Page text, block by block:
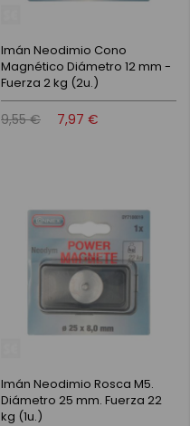
Imán Neodimio Cono
Magnético Diámetro 12 mm -
Fuerza 2 kg (2u.)
9,55 € 7,97 €
Imán Neodimio Rosca M5.
Diámetro 25 mm. Fuerza 22
kg (1u.)